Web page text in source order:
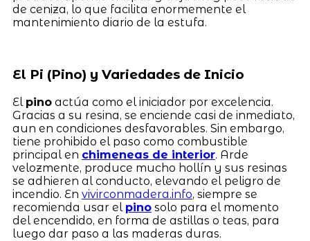
de ceniza, lo que facilita enormemente el
mantenimiento diario de la estufa.
El Pi (Pino) y Variedades de Inicio
El pinoactúa como el iniciador por excelencia.
Gracias a su resina, se enciende casi de inmediato,
aun en condiciones desfavorables. Sin embargo,
tiene prohibido el paso como combustible
principal en chimeneas de interior. Arde
velozmente, produce mucho hollín y sus resinas
se adhieren al conducto, elevando el peligro de
incendio. En vivirconmadera.info, siempre se
recomienda usar el pinosolo para el momento
del encendido, en forma de astillas o teas, para
luego dar paso a las maderas duras.